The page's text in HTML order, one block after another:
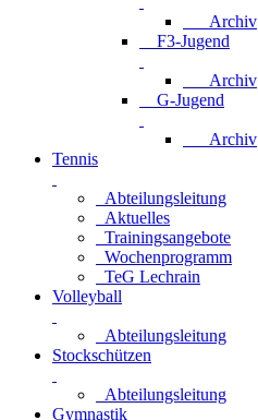
Archiv
F3-Jugend
Archiv
G-Jugend
Archiv
Tennis
Abteilungsleitung
Aktuelles
Trainingsangebote
Wochenprogramm
TeG Lechrain
Volleyball
Abteilungsleitung
Stockschützen
Abteilungsleitung
Gymnastik